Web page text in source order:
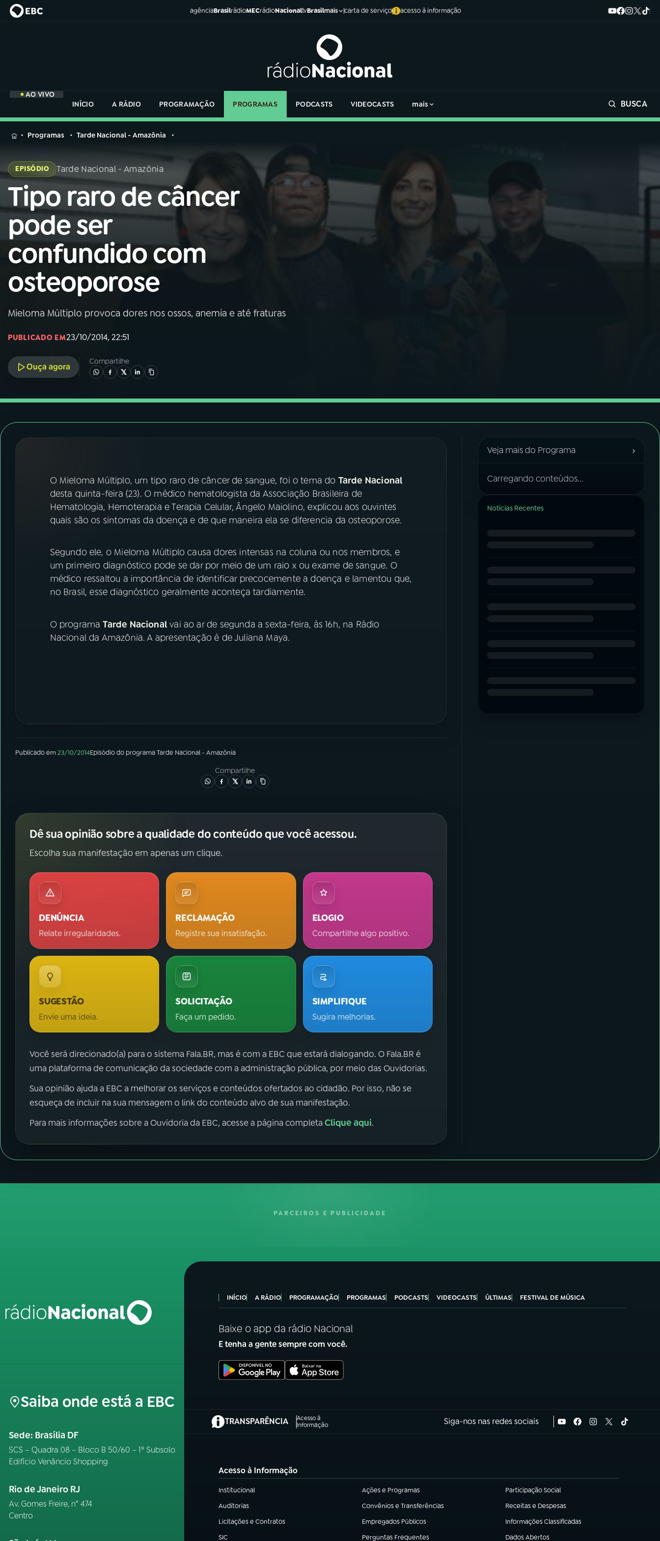
agênciaBrasilrádioMECrádioNacionaltvBrasilmais carta de serviço acesso à informação
AO VIVO
INÍCIO
A RÁDIO PROGRAMAÇÃO PROGRAMAS PODCASTS VIDEOCASTS mais BUSCA
MENU
Buscar
Rádio
Nacional
01 INÍCIO
02A RÁDIO
03PROGRAMAÇÃO
05PODCASTS
FESTIVAL DE MÚSICA
ACOMPANHE A RÁDIO NACIONAL
YouTube
Instagram X
na
Rádio
Nacional
Programas Tarde Nacional - Amazônia
EPISÓDIO Tarde Nacional - Amazônia
Tipo raro de câncer
pode ser
confundido com
osteoporose
Mieloma Múltiplo provoca dores nos ossos, anemia e até fraturas
PUBLICADO EM23/10/2014, 22:51
Ouça agora
Compartilhe
O Mieloma Múltiplo, um tipo raro de câncer de sangue, foi o tema do Tarde Nacional
desta quinta-feira (23). O médico hematologista da Associação Brasileira de
Hematologia, Hemoterapia e Terapia Celular, Ângelo Maiolino, explicou aos ouvintes
quais são os sintomas da doença e de que maneira ela se diferencia da osteoporose.
Segundo ele, o Mieloma Múltiplo causa dores intensas na coluna ou nos membros, e
um primeiro diagnóstico pode se dar por meio de um raio x ou exame de sangue. O
médico ressaltou a importância de identificar precocemente a doença e lamentou que,
no Brasil, esse diagnóstico geralmente aconteça tardiamente.
O programaTarde Nacional vai ao ar de segunda a sexta-feira, às 16h, na Rádio
Nacional da Amazônia. A apresentação é de Juliana Maya.
Publicado em23/10/2014Episódiodo programaTarde Nacional - Amazônia
Compartilhe
Dê sua opinião sobre a qualidade do conteúdo que você acessou.
Escolha sua manifestação em apenas um clique.
DENÚNCIA
Relate irregularidades.
RECLAMAÇÃO
Registre sua insatisfação.
ELOGIO
Compartilhe algo positivo.
SUGESTÃO
Envie uma ideia.
SOLICITAÇÃO
Faça um pedido.
SIMPLIFIQUE
Sugira melhorias.
Você será direcionado(a) para o sistema Fala.BR, mas é com a EBC que estará dialogando. O Fala.BR é
uma plataforma de comunicação da sociedade com a administração pública, por meio das Ouvidorias.
Sua opinião ajuda a EBC a melhorar os serviços e conteúdos ofertados ao cidadão. Por isso, não se
esqueça de incluir na sua mensagem o link do conteúdo alvo de sua manifestação.
Para mais informações sobre a Ouvidoria da EBC, acesse a página completaClique aqui.
Veja mais do Programa ›
Carregando conteúdos...
Notícias Recentes
PARCEIROS E PUBLICIDADE
Saiba onde está a EBC
Sede: Brasília DF
SCS – Quadra 08 – Bloco B 50/60 – 1º Subsolo
Edifício Venâncio Shopping
Rio de Janeiro RJ
Av. Gomes Freire, n° 474
Centro
INÍCIO A RÁDIO PROGRAMAÇÃO PROGRAMAS PODCASTS VIDEOCASTS ÚLTIMAS FESTIVAL DE MÚSICA
Baixe o app da rádio Nacional
E tenha a gente sempre com você.
TRANSPARÊNCIA
Acesso à
Informação
(abre em nova aba) Siga-nos nas redes sociais
Acesso à Informação
Institucional
(abre em nova aba) Ações e Programas
(abre em nova aba) Participação Social
(abre em nova aba)
Auditorias
(abre em nova aba) Convênios e Transferências
(abre em nova aba) Receitas e Despesas
(abre em nova aba)
Licitações e Contratos
(abre em nova aba) Empregados Públicos
(abre em nova aba) Informações Classificadas
(abre em nova aba)
SIC
Perguntas Frequentes Dados Abertos